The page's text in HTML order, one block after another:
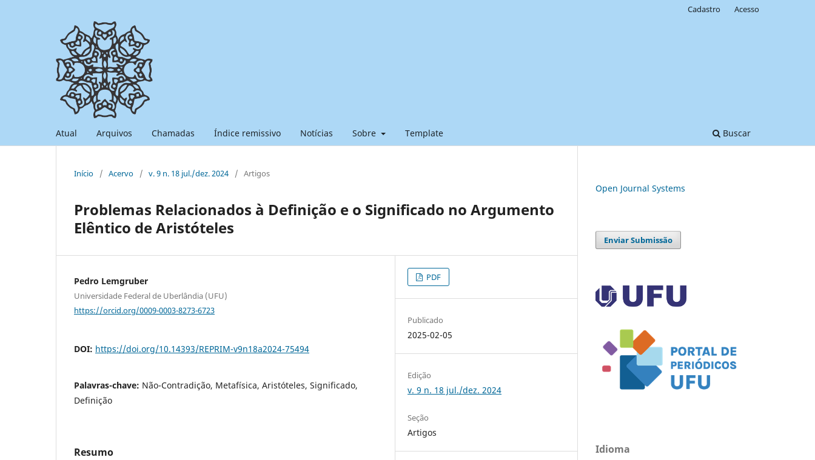
Atual Arquivos Chamadas Índice remissivo Notícias Sobre Template Buscar
Cadastro Acesso
Início / Acervo / v. 9 n. 18 jul./dez. 2024 / Artigos
Problemas Relacionados à Definição e o Significado no Argumento
Elêntico de Aristóteles
Pedro Lemgruber
Universidade Federal de Uberlândia (UFU)
https://orcid.org/0009-0003-8273-6723
DOI: https://doi.org/10.14393/REPRIM-v9n18a2024-75494
Palavras-chave: Não-Contradição, Metafísica, Aristóteles, Significado,
Definição
Resumo
PDF
Publicado
2025-02-05
Edição
v. 9 n. 18 jul./dez. 2024
Seção
Artigos
Open Journal Systems
Enviar Submissão
Idioma